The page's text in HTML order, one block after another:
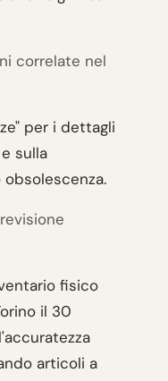
correlate nel
per i dettagli
sulla
fisico
il 30
articoli a